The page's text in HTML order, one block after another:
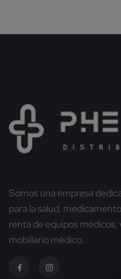
Somos una empresa
para la salud,
renta de equipos
mobiliario médico.